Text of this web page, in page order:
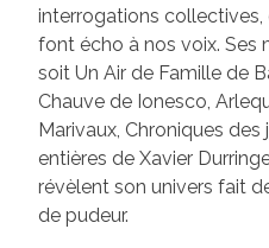
interrogations
font écho à nos voix. Ses
soit Un Air de Famille de
Chauve de Ionesco,
Marivaux, Chroniques des
entières de Xavier
révèlent son univers fait
de pudeur.